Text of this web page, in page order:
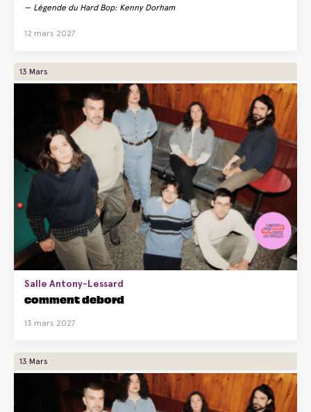
Légende du Hard Bop: Kenny Dorham
12 mars 2027
13 Mars
Salle Antony-Lessard
comment debord
13 mars 2027
13 Mars